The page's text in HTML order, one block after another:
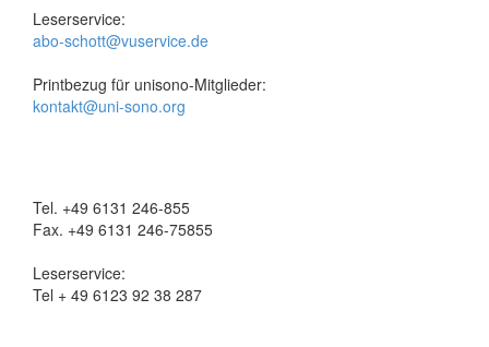
Leserservice:
abo-schott@vuservice.de
Printbezug für unisono-Mitglieder:
kontakt@uni-sono.org
Tel. +49 6131 246-855
Fax. +49 6131 246-75855
Leserservice:
Tel + 49 6123 92 38 287